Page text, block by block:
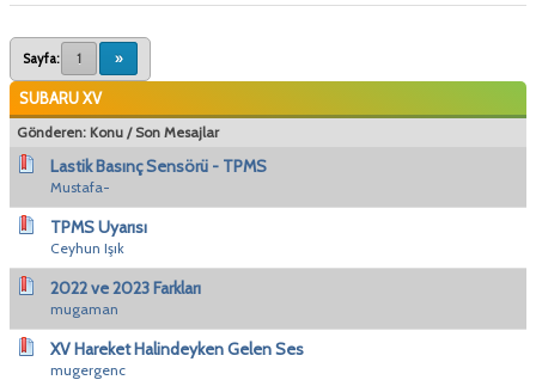
Sayfa: 1 »
SUBARU XV
Gönderen: Konu / Son Mesajlar
Lastik Basınç Sensörü - TPMS
Mustafa-
TPMS Uyarısı
Ceyhun Işık
2022 ve 2023 Farkları
mugaman
XV Hareket Halindeyken Gelen Ses
mugergenc